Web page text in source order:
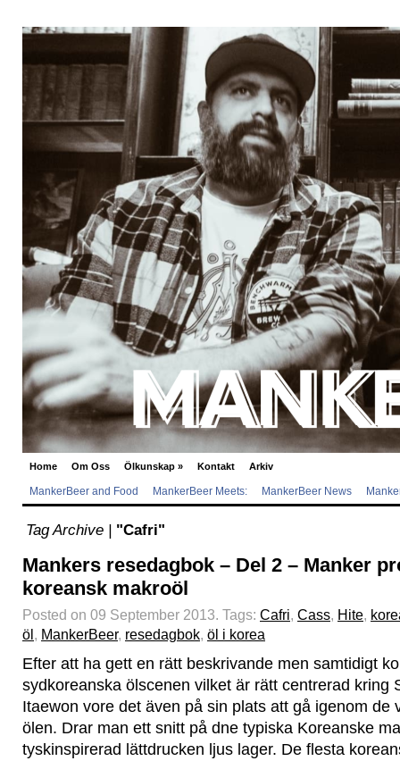
Home Om Oss Ölkunskap » Kontakt Arkiv
MankerBeer and Food MankerBeer Meets: MankerBeer News
Tag Archive | "Cafri"
Mankers resedagbok – Del 2 – Manker
koreansk makroöl
Posted on 09 September 2013. Tags: Cafri, Cass, Hite,
öl, MankerBeer, resedagbok, öl i korea
Efter att ha gett en rätt beskrivande men samtidigt
sydkoreanska ölscenen vilket är rätt centrerad kring
Itaewon vore det även på sin plats att gå igenom de
ölen. Drar man ett snitt på dne typiska Koreanske
tyskinspirerad lättdrucken ljus lager. De flesta